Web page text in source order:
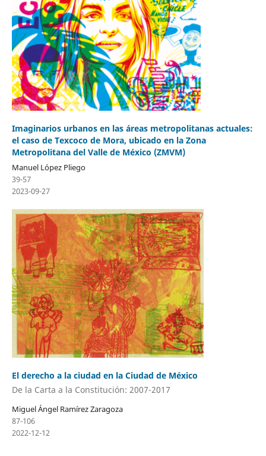
Imaginarios urbanos en las áreas metropolitanas actuales:
el caso de Texcoco de Mora, ubicado en la Zona
Metropolitana del Valle de México (ZMVM)
Manuel López Pliego
39-57
2023-09-27
El derecho a la ciudad en la Ciudad de México
De la Carta a la Constitución: 2007-2017
Miguel Ángel Ramírez Zaragoza
87-106
2022-12-12